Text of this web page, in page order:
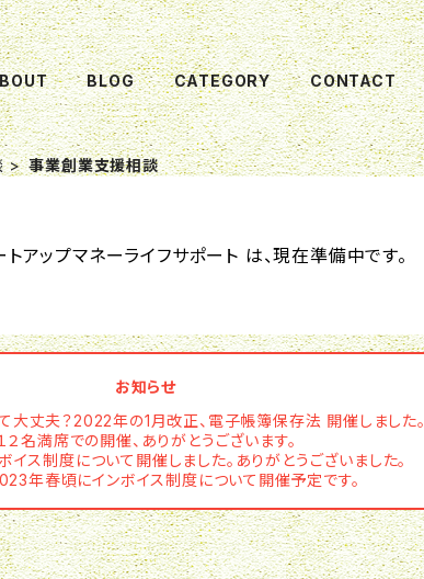
BLOG CATEGORY CONTACT
事業創業支援相談
アップマネーライフサポート は、現在準備中です。
お知らせ
丈夫？2022年の1月改正、電子帳簿保存法 開催しました。
２名満席での開催、ありがとうございます。
ス制度について開催しました。ありがとうございました。
年春頃にインボイス制度について開催予定です。